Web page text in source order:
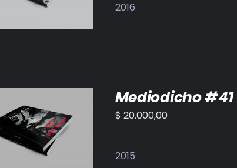
2016
AL CARRITO
DETALLES
Mediodicho #41
$ 20.000,00
2015